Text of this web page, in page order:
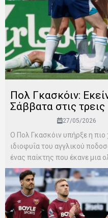
Πολ Γκασκόιν:
Σάββατα στις τρεις
27/05/2026
Ο Πολ Γκασκόιν υπήρξε η πιο
ιδιοφυΐα του αγγλικού
ένας παίκτης που έκανε μια